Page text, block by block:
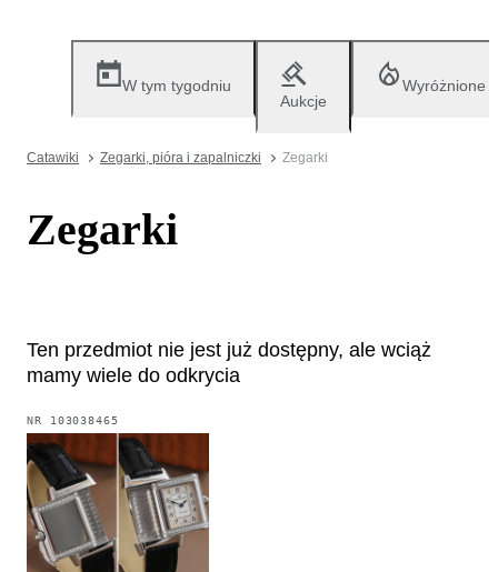
W tym tygodniu
Aukcje
Wyróżnione
Catawiki Zegarki, pióra i zapalniczki Zegarki
Zegarki
Ten przedmiot nie jest już dostępny, ale wciąż
mamy wiele do odkrycia
NR 103038465